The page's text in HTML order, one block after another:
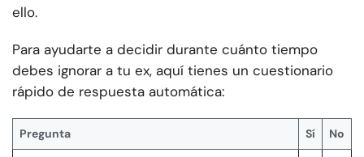
ello.
Para ayudarte a decidir durante cuánto tiempo
debes ignorar a tu ex, aquí tienes un cuestionario
rápido de respuesta automática:
Pregunta Sí No